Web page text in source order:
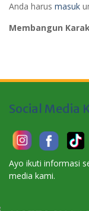
Anda harus masuk
Membangun
Social Media
Ayo ikuti informasi
media kami.